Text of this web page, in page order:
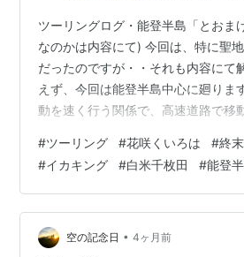
ツーリングログ・能登半島「とおま
なのかは内容にて) 今回は、特に聖
だったのですが・・それも内容にて
えず、今回は能登半島中心に廻りま
動を速く行う関係で、高速道路で移
山市まで一気に移動しました。いき
移動でした。そこから高岡市へ移動
越自動車道にて、最初の目的地、能
登半島のすぐ右に位置するかなり大
す。下の写真が「能登島大橋」です
#ツーリング #花咲くいろは #終
#イカキング #白米千枚田 #能登
空の記念日 • 4ヶ月前